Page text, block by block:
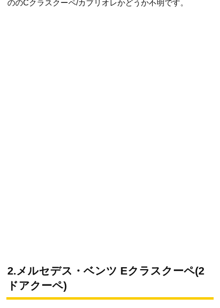
ののCクラスクーペ/カブリオレかどうか不明です。
2.メルセデス・ベンツ Eクラスクーペ(2
ドアクーペ)